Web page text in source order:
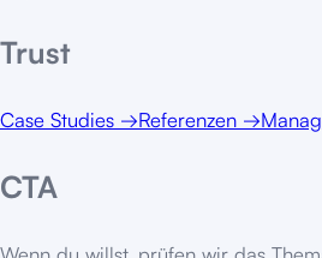
Trust
Case Studies →Referenzen →
CTA